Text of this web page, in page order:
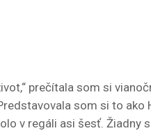
prečítala som si
som si to
v regáli asi šesť. Žiadny